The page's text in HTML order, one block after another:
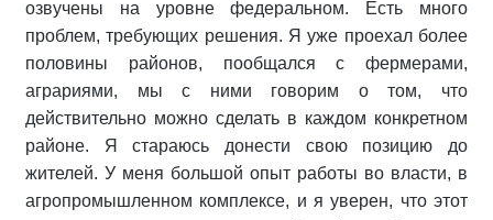
озвучены на уровне федеральном. Есть много
проблем, требующих решения. Я уже проехал более
половины районов, пообщался с фермерами,
аграриями, мы с ними говорим о том, что
действительно можно сделать в каждом конкретном
районе. Я стараюсь донести свою позицию до
жителей. У меня большой опыт работы во власти, в
агропромышленном комплексе, и я уверен, что этот